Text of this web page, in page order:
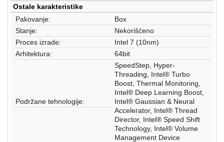
Ostale karakteristike
Pakovanje:
Box
Stanje:
Nekorišćeno
Proces izrade:
Intel 7 (10nm)
Arhitektura:
64bit
Podržane tehnologije:
SpeedStep, Hyper-
Threading, Intel® Turbo
Boost, Thermal Monitoring,
Intel® Deep Learning Boost,
Intel® Gaussian & Neural
Accelerator, Intel® Thread
Director, Intel® Speed Shift
Technology, Intel® Volume
Management Device